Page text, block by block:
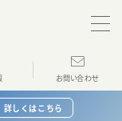
お問い合わせ
詳しくはこちら